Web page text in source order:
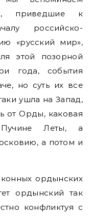
приведшие к
российско-
«русский мир»,
этой позорной
года, события
но суть их все
ушла на Запад,
от Орды, каковая
Леты, а
а потом и
ордынских
ордынский так
конфликтуя с